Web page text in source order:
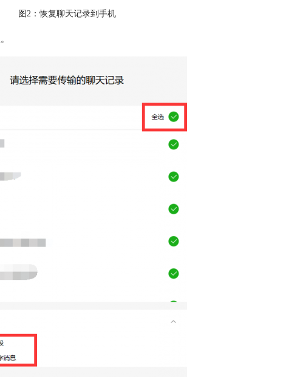
图2：恢复聊天记录到手机